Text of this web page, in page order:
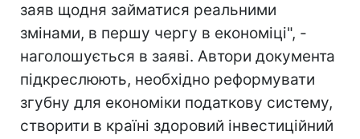
заяв щодня займатися реальними
змінами, в першу чергу в економіці", -
наголошується в заяві. Автори документа
підкреслюють, необхідно реформувати
згубну для економіки податкову систему,
створити в країні здоровий інвестиційний